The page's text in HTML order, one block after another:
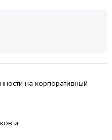
на корпоративный
и